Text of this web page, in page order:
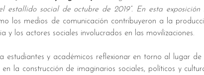
estallido social de octubre de 2019”. En esta
los medios de comunicación contribuyeron a la
y los actores sociales involucrados en las movilizaciones.
estudiantes y académicos reflexionar en torno al lugar
en la construcción de imaginarios sociales, políticos y